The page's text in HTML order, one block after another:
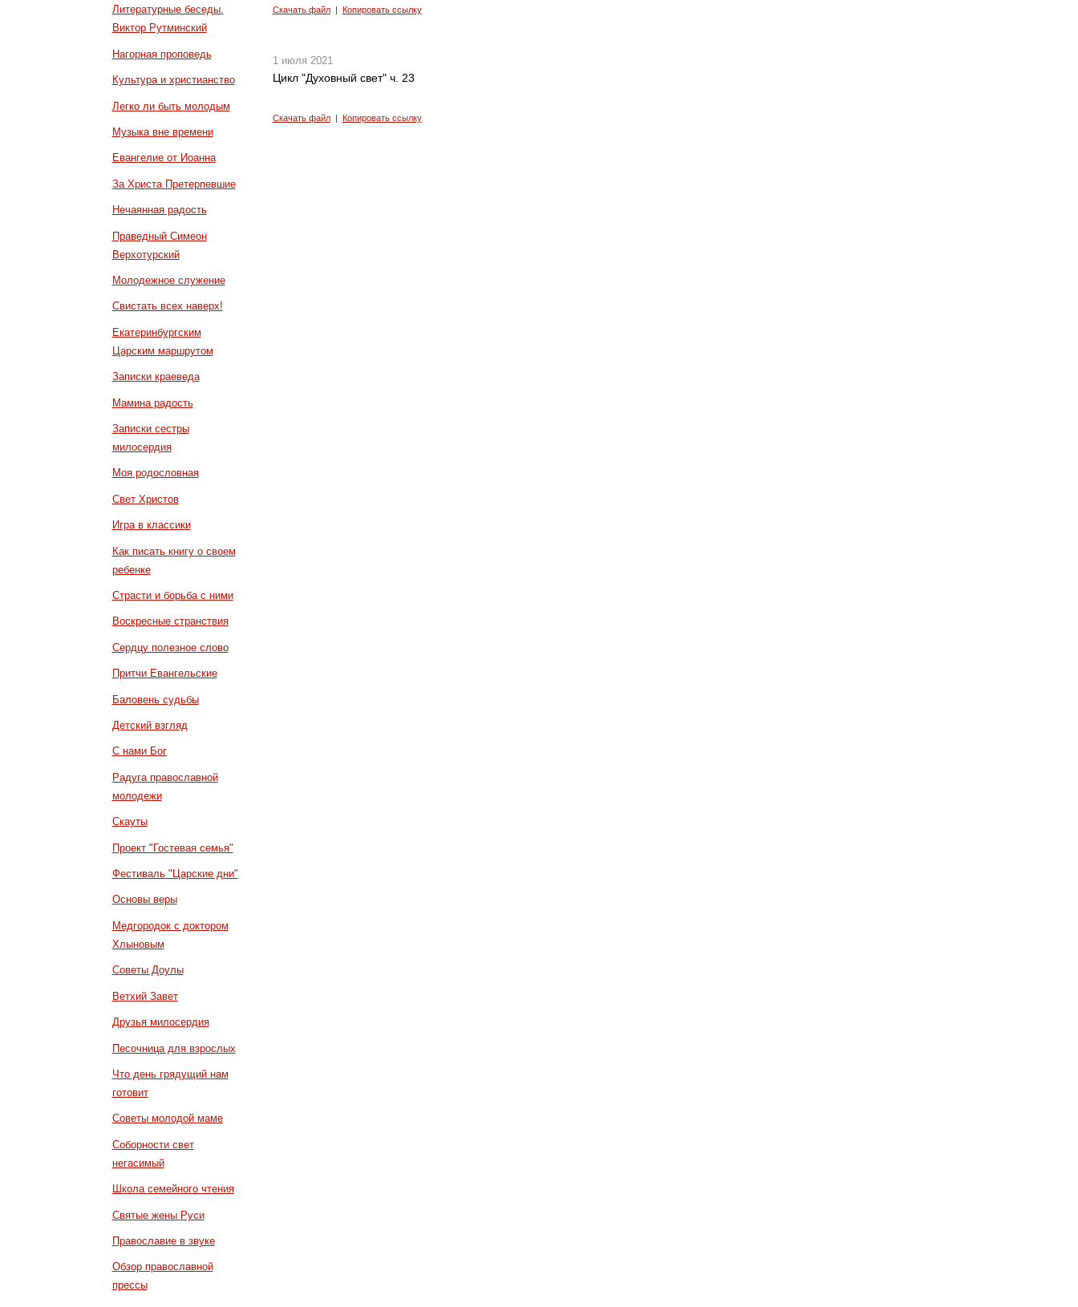
Литературные беседы.
Виктор Рутминский
Нагорная проповедь
Культура и христианство
Легко ли быть молодым
Музыка вне времени
Евангелие от Иоанна
За Христа Претерпевшие
Нечаянная радость
Праведный Симеон
Верхотурский
Молодежное служение
Свистать всех наверх!
Екатеринбургским
Царским маршрутом
Записки краеведа
Мамина радость
Записки сестры
милосердия
Моя родословная
Свет Христов
Игра в классики
Как писать книгу о своем
ребенке
Страсти и борьба с ними
Воскресные странствия
Сердцу полезное слово
Притчи Евангельские
Баловень судьбы
Детский взгляд
С нами Бог
Радуга православной
молодежи
Скауты
Проект "Гостевая семья"
Фестиваль "Царские дни"
Основы веры
Медгородок с доктором
Хлыновым
Советы Доулы
Ветхий Завет
Друзья милосердия
Песочница для взрослых
Что день грядущий нам
готовит
Советы молодой маме
Соборности свет
негасимый
Школа семейного чтения
Святые жены Руси
Православие в звуке
Обзор православной
прессы
Скачать файл| Копировать ссылку
1 июля 2021
Цикл "Духовный свет" ч. 23
Скачать файл| Копировать ссылку